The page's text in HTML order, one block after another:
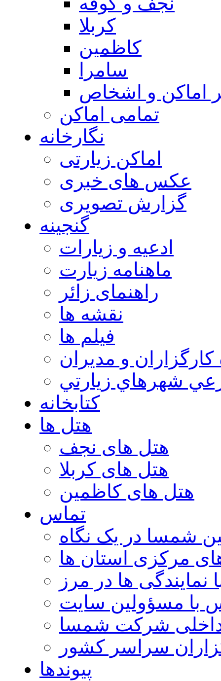
كربلا
كاظمين
سامرا
اماكن و اشخاص
تمامی اماکن
نگارخانه
اماکن زیارتی
عکس های خبری
گزارش تصویری
گنجینه
ادعیه و زیارات
ماهنامه زیارت
راهنمای زائر
نقشه ها
فیلم ها
كارگزاران و مديران
شهرهاي زيارتي
کتابخانه
هتل ها
هتل های نجف
هتل های کربلا
هتل های کاظمین
تماس
شمسا در یک نگاه
مرکزی استان ها
نمایندگی ها در مرز
با مسؤولین سایت
شرکت شمسا
سراسر کشور
پیوندها